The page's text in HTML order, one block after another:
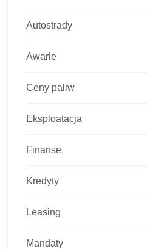
Autostrady
Awarie
Ceny paliw
Eksploatacja
Finanse
Kredyty
Leasing
Mandaty